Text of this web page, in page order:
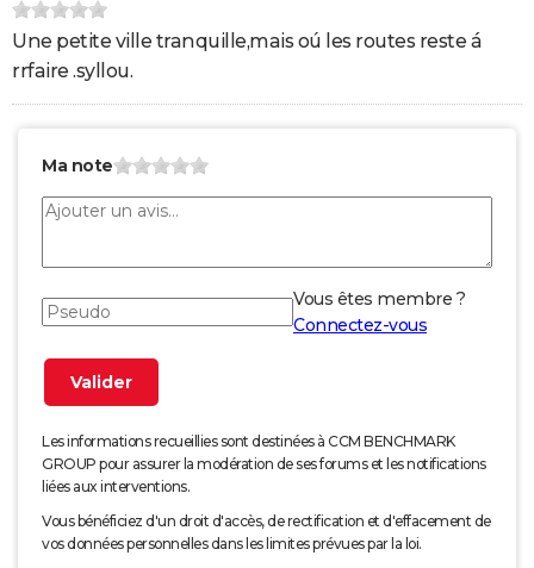
Une petite ville tranquille,mais oú les routes reste á
rrfaire .syllou.
Ma note
Vous êtes membre ?
Connectez-vous
Les informations recueillies sont destinées à CCM BENCHMARK
GROUP pour assurer la modération de ses forums et les notifications
liées aux interventions.
Vous bénéficiez d'un droit d'accès, de rectification et d'effacement de
vos données personnelles dans les limites prévues par la loi.